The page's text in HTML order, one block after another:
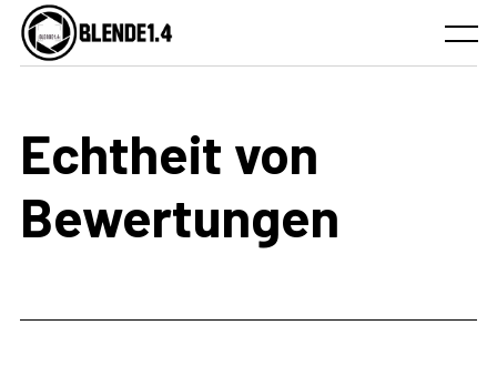
Skip
content
Menu
Echtheit von
Bewertungen